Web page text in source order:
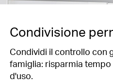
Condivisione
Condividi il controllo con
famiglia: risparmia
d'uso.